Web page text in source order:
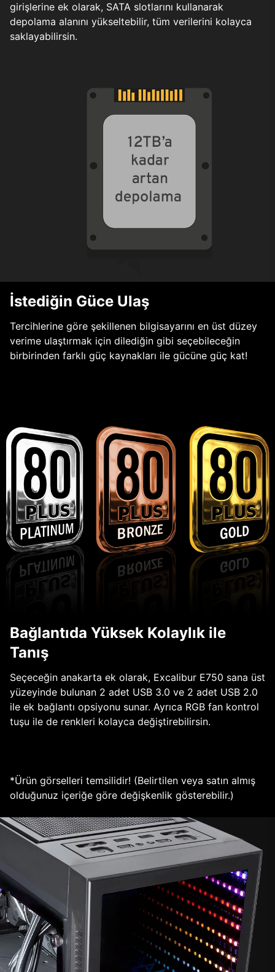
girişlerine ek olarak, SATA slotlarını kullanarak
depolama alanını yükseltebilir, tüm verilerini kolayca
saklayabilirsin.
İstediğin Güce Ulaş
Tercihlerine göre şekillenen bilgisayarını en üst düzey
verime ulaştırmak için dilediğin gibi seçebileceğin
birbirinden farklı güç kaynakları ile gücüne güç kat!
Bağlantıda Yüksek Kolaylık ile
Tanış
Seçeceğin anakarta ek olarak, Excalibur E750 sana üst
yüzeyinde bulunan 2 adet USB 3.0 ve 2 adet USB 2.0
ile ek bağlantı opsiyonu sunar. Ayrıca RGB fan kontrol
tuşu ile de renkleri kolayca değiştirebilirsin.
*Ürün görselleri temsilidir! (Belirtilen veya satın almış
olduğunuz içeriğe göre değişkenlik gösterebilir.)